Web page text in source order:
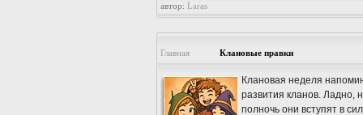
автор: Laras
Главная Клановые правки
Клановая неделя
развития кланов. Ладно,
полночь они вступят в